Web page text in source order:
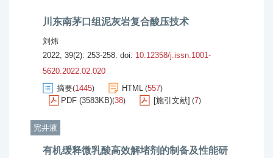
川东南茅口组泥灰岩复合酸压技术
刘炜
2022, 39(2): 253-258. doi: 10.12358/j.issn.1001-
5620.2022.02.020
摘要(1445) HTML (557)
PDF (3583KB)(38) [施引文献] (7)
完井液
有机缓释微乳酸高效解堵剂的制备及性能研